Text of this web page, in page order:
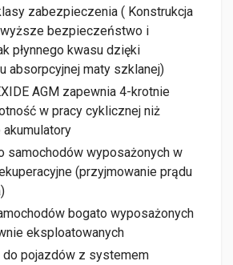
zabezpieczenia ( Konstrukcja
bezpieczeństwo i
płynnego kwasu dzięki
absorpcyjnej maty szklanej)
AGM zapewnia 4-krotnie
w pracy cyklicznej niż
samochodów wyposażonych w
(przyjmowanie prądu
bogato wyposażonych
eksploatowanych
do pojazdów z systemem